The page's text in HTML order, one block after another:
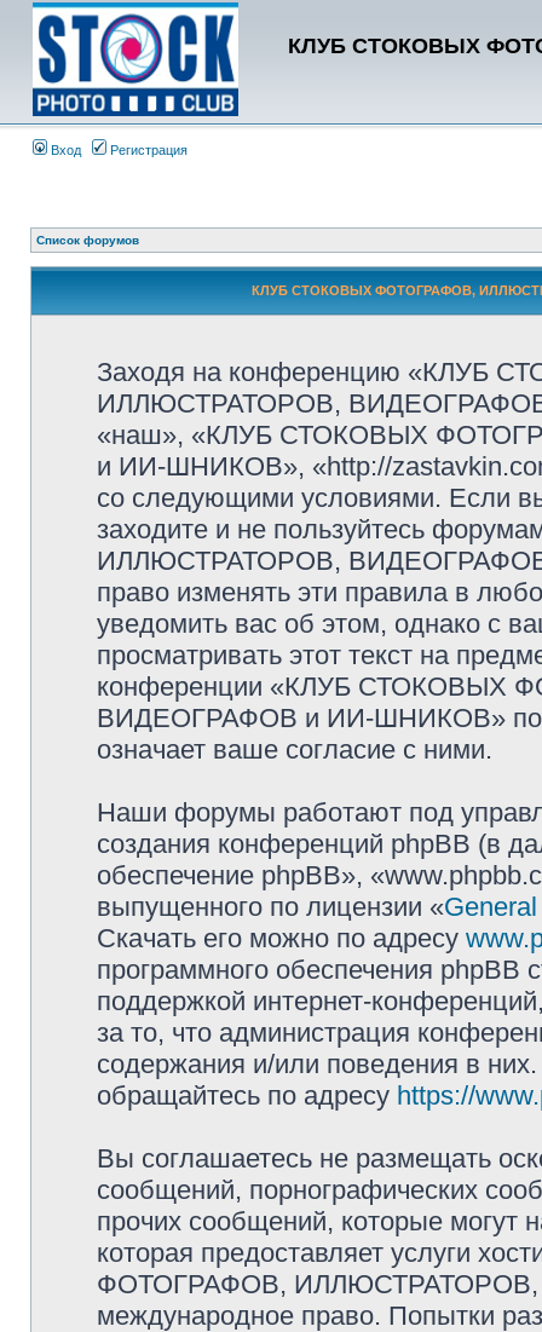
КЛУБ СТОКОВЫХ
Вход Регистрация
Список форумов
КЛУБ СТОКОВЫХ ФОТОГРАФОВ,
Заходя на конференцию «КЛУБ
ИЛЛЮСТРАТОРОВ,
«наш», «КЛУБ СТОКОВЫХ
и ИИ-ШНИКОВ», «http://
со следующими условиями. Если
заходите и не пользуйтесь
ИЛЛЮСТРАТОРОВ, ВИДЕОГРАФОВ
право изменять эти правила в
уведомить вас об этом, однако с
просматривать этот текст на
конференции «КЛУБ
ВИДЕОГРАФОВ и ИИ-ШНИКОВ»
означает ваше согласие с ними.
Наши форумы работают под
создания конференций phpBB (в
обеспечение phpBB»,
выпущенного по лицензии «
Скачать его можно по адресу
программного обеспечения phpBB
поддержкой интернет-
за то, что администрация
содержания и/или поведения в
обращайтесь по адресу https://
Вы соглашаетесь не размещать
сообщений, порнографических
прочих сообщений, которые могут
которая предоставляет услуги
ФОТОГРАФОВ,
международное право. Попытки